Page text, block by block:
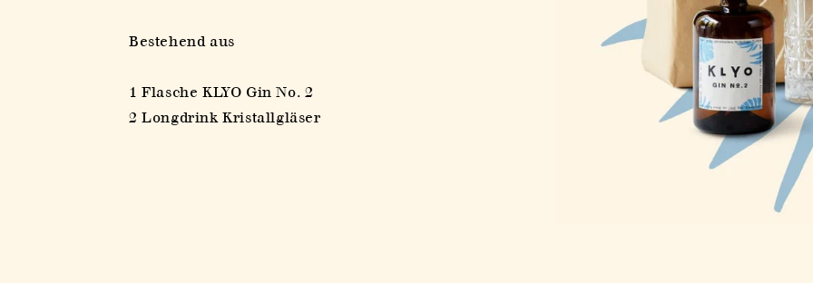
für
2
Box
für
2
Box
Bestehend aus
1 Flasche KLYO Gin No. 2
2 Longdrink Kristallgläser